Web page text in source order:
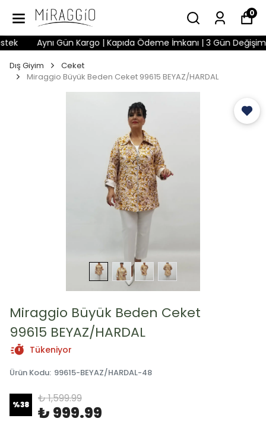
0
Aynı Gün Kargo | Kapıda Ödeme İmkanı | 3 Gün Değişim
Dış Giyim
Ceket
Miraggio Büyük Beden Ceket 99615 BEYAZ/HARDAL
Miraggio Büyük Beden Ceket
99615 BEYAZ/HARDAL
Tükeniyor
Ürün Kodu: 99615-BEYAZ/HARDAL-48
%38 ₺ 1,599.99
₺ 999.99